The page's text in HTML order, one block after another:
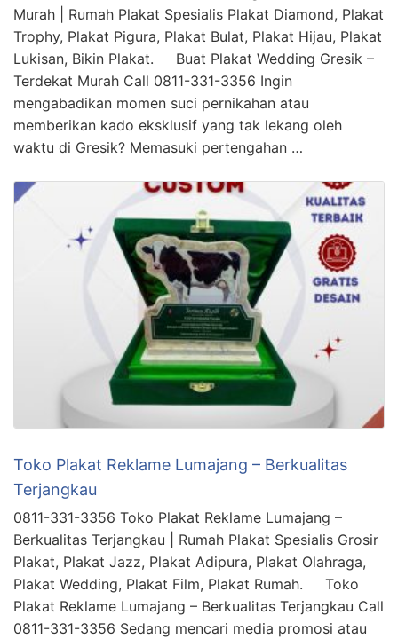
Murah | Rumah Plakat Spesialis Plakat Diamond, Plakat
Trophy, Plakat Pigura, Plakat Bulat, Plakat Hijau, Plakat
Lukisan, Bikin Plakat. Buat Plakat Wedding Gresik –
Terdekat Murah Call 0811-331-3356 Ingin
mengabadikan momen suci pernikahan atau
memberikan kado eksklusif yang tak lekang oleh
waktu di Gresik? Memasuki pertengahan …
Toko Plakat Reklame Lumajang – Berkualitas
Terjangkau
0811-331-3356 Toko Plakat Reklame Lumajang –
Berkualitas Terjangkau | Rumah Plakat Spesialis Grosir
Plakat, Plakat Jazz, Plakat Adipura, Plakat Olahraga,
Plakat Wedding, Plakat Film, Plakat Rumah. Toko
Plakat Reklame Lumajang – Berkualitas Terjangkau Call
0811-331-3356 Sedang mencari media promosi atau